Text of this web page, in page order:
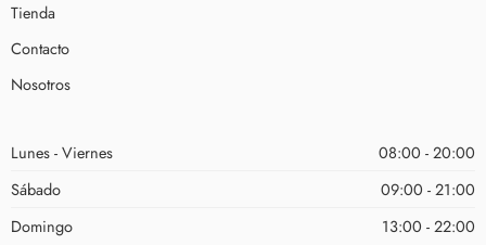
Tienda
Contacto
Nosotros
Lunes - Viernes
08:00 - 20:00
Sábado
09:00 - 21:00
Domingo
13:00 - 22:00